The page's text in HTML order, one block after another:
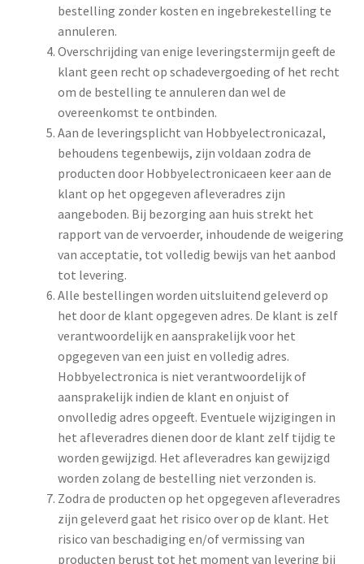
bestelling zonder kosten en ingebrekestelling te
annuleren.
Overschrijding van enige leveringstermijn geeft de
klant geen recht op schadevergoeding of het recht
om de bestelling te annuleren dan wel de
overeenkomst te ontbinden.
Aan de leveringsplicht van Hobbyelectronicazal,
behoudens tegenbewijs, zijn voldaan zodra de
producten door Hobbyelectronicaeen keer aan de
klant op het opgegeven afleveradres zijn
aangeboden. Bij bezorging aan huis strekt het
rapport van de vervoerder, inhoudende de weigering
van acceptatie, tot volledig bewijs van het aanbod
tot levering.
Alle bestellingen worden uitsluitend geleverd op
het door de klant opgegeven adres. De klant is zelf
verantwoordelijk en aansprakelijk voor het
opgegeven van een juist en volledig adres.
Hobbyelectronica is niet verantwoordelijk of
aansprakelijk indien de klant en onjuist of
onvolledig adres opgeeft. Eventuele wijzigingen in
het afleveradres dienen door de klant zelf tijdig te
worden gewijzigd. Het afleveradres kan gewijzigd
worden zolang de bestelling niet verzonden is.
Zodra de producten op het opgegeven afleveradres
zijn geleverd gaat het risico over op de klant. Het
risico van beschadiging en/of vermissing van
producten berust tot het moment van levering bij